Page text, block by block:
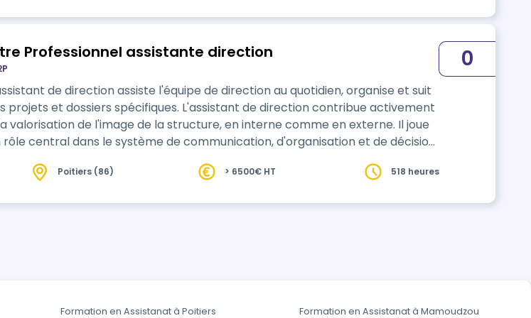
Professionnel assistante direction
de direction assiste l'équipe de direction au quotidien, organise et suit
projets et dossiers spécifiques. L'assistant de direction contribue activement
valorisation de l'image de la structure, en interne comme en externe. Il joue
rôle central dans le système de communication, d'organisation et de décision
d'informations confidentielles et respecte les règles de réserve et
0
Poitiers (86) > 6500€ HT 518 heures
Formation en Assistanat à Poitiers
Formation en Assistanat à Mamoudzou